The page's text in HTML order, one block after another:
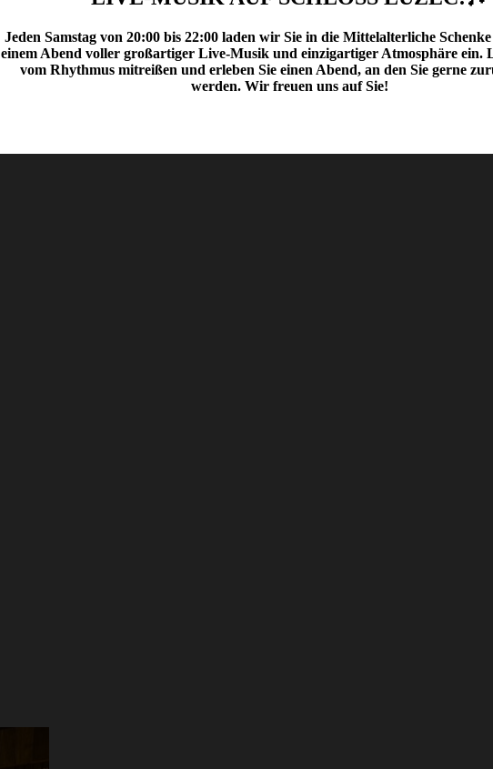
Jeden Samstag von 20:00 bis 22:00 laden wir Sie in die Mittelalterliche
einem Abend voller großartiger Live-Musik und einzigartiger Atmosphäre ein.
vom Rhythmus mitreißen und erleben Sie einen Abend, an den Sie gerne
werden. Wir freuen uns auf Sie!